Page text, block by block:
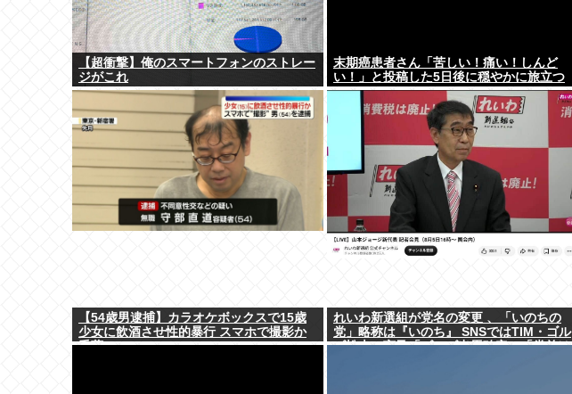
【超衝撃】俺のスマートフォンのストレー
ジがこれ
末期癌患者さん「苦しい！痛い！しんど
い！」と投稿した5日後に穏やかに旅立つ
【54歳男逮捕】カラオケボックスで15歳
少女に飲酒させ性的暴行 スマホで撮影か
千葉
れいわ新選組が党名の変更 、「いのちの
党」略称は『いのち』 SNSではTIM・ゴル
ゴ松本に言及「ゴルゴ出馬確定」「党首は